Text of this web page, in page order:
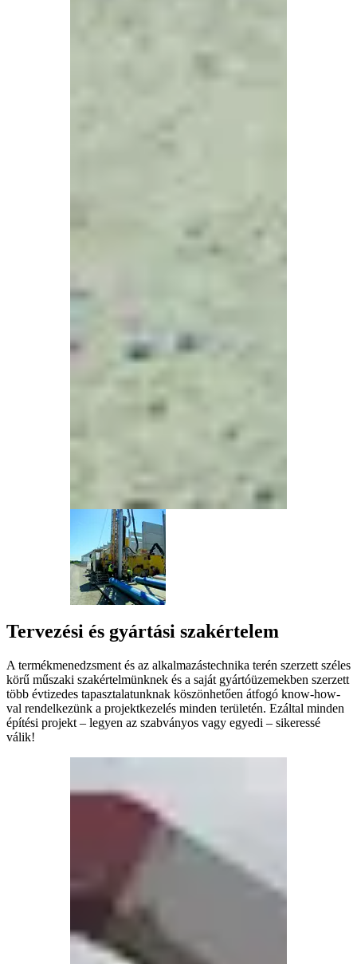
Tervezési és gyártási szakértelem
A termékmenedzsment és az alkalmazástechnika terén szerzett széles
körű műszaki szakértelmünknek és a saját gyártóüzemekben szerzett
több évtizedes tapasztalatunknak köszönhetően átfogó know-how-
val rendelkezünk a projektkezelés minden területén. Ezáltal minden
építési projekt – legyen az szabványos vagy egyedi – sikeressé
válik!